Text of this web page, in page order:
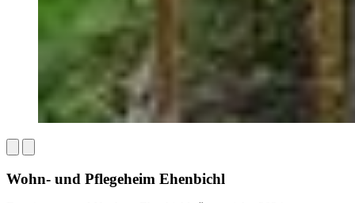
Wohn- und Pflegeheim Ehenbichl